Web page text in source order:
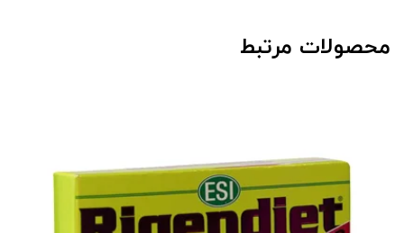
محصولات مرتبط